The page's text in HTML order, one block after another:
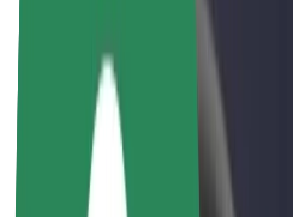
Leveringsbud
Inntekter for leveringsbud
Bolt Food-partnere
Flåter